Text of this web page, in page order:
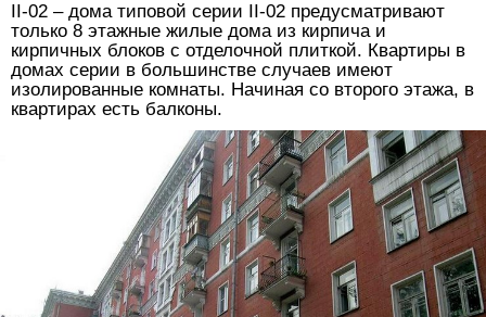
II-02 – дома типовой серии II-02 предусматривают
только 8 этажные жилые дома из кирпича и
кирпичных блоков с отделочной плиткой. Квартиры в
домах серии в большинстве случаев имеют
изолированные комнаты. Начиная со второго этажа, в
квартирах есть балконы.